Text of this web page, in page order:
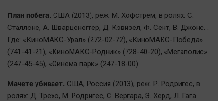
План побега. США (2013), реж. М. Хофстрем, в ролях: С.
Сталлоне, А. Шварценеггер, Д. Кэвизел, Ф. Сент, В. Джонс. .
Где: «КиноМАКС-Урал» (272-02-72), «КиноМАКС-Победа»
(741-41-21), «КиноМАКС-Родник» (728-40-20), «Мегаполис»
(247-45-45), «Синема парк» (247-18-00).
Мачете убивает. США, Россия (2013), реж. Р. Родригес, в
ролях: Д. Трехо, М. Родригес, С. Вергара, Э. Херд, Л. Гага.